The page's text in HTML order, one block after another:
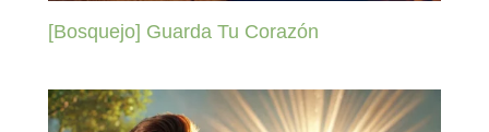
[Bosquejo] Guarda Tu Corazón